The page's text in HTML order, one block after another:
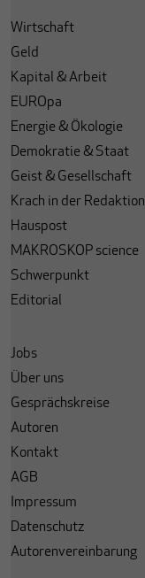
Wirtschaft
Geld
Kapital & Arbeit
EUROpa
Energie & Ökologie
Demokratie & Staat
Geist & Gesellschaft
Krach in der Redaktion
Hauspost
MAKROSKOP science
Schwerpunkt
Editorial
Jobs
Über uns
Gesprächskreise
Autoren
Kontakt
AGB
Impressum
Datenschutz
Autorenvereinbarung